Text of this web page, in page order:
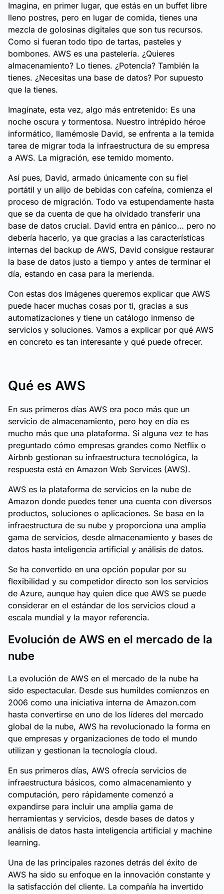
Imagina, en primer lugar, que estás en un buffet libre
lleno postres, pero en lugar de comida, tienes una
mezcla de golosinas digitales que son tus recursos.
Como si fueran todo tipo de tartas, pasteles y
bombones. AWS es una pastelería. ¿Quieres
almacenamiento? Lo tienes. ¿Potencia? También la
tienes. ¿Necesitas una base de datos? Por supuesto
que la tienes.
Imagínate, esta vez, algo más entretenido: Es una
noche oscura y tormentosa. Nuestro intrépido héroe
informático, llamémosle David, se enfrenta a la temida
tarea de migrar toda la infraestructura de su empresa
a AWS. La migración, ese temido momento.
Así pues, David, armado únicamente con su fiel
portátil y un alijo de bebidas con cafeína, comienza el
proceso de migración. Todo va estupendamente hasta
que se da cuenta de que ha olvidado transferir una
base de datos crucial. David entra en pánico… pero no
debería hacerlo, ya que gracias a las características
internas del backup de AWS, David consigue restaurar
la base de datos justo a tiempo y antes de terminar el
día, estando en casa para la merienda.
Con estas dos imágenes queremos explicar que AWS
puede hacer muchas cosas por ti, gracias a sus
automatizaciones y tiene un catálogo inmenso de
servicios y soluciones. Vamos a explicar por qué AWS
en concreto es tan interesante y qué puede ofrecer.
Qué es AWS
En sus primeros días AWS era poco más que un
servicio de almacenamiento, pero hoy en día es
mucho más que una plataforma. Si alguna vez te has
preguntado cómo empresas grandes como Netflix o
Airbnb gestionan su infraestructura tecnológica, la
respuesta está en Amazon Web Services (AWS).
AWS es la plataforma de servicios en la nube de
Amazon donde puedes tener una cuenta con diversos
productos, soluciones o aplicaciones. Se basa en la
infraestructura de su nube y proporciona una amplia
gama de servicios, desde almacenamiento y bases de
datos hasta inteligencia artificial y análisis de datos.
Se ha convertido en una opción popular por su
flexibilidad y su competidor directo son los servicios
de Azure, aunque hay quien dice que AWS se puede
considerar en el estándar de los servicios cloud a
escala mundial y la mayor referencia.
Evolución de AWS en el mercado de la
nube
La evolución de AWS en el mercado de la nube ha
sido espectacular. Desde sus humildes comienzos en
2006 como una iniciativa interna de Amazon.com
hasta convertirse en uno de los líderes del mercado
global de la nube, AWS ha revolucionado la forma en
que empresas y organizaciones de todo el mundo
utilizan y gestionan la tecnología cloud.
En sus primeros días, AWS ofrecía servicios de
infraestructura básicos, como almacenamiento y
computación, pero rápidamente comenzó a
expandirse para incluir una amplia gama de
herramientas y servicios, desde bases de datos y
análisis de datos hasta inteligencia artificial y machine
learning.
Una de las principales razones detrás del éxito de
AWS ha sido su enfoque en la innovación constante y
la satisfacción del cliente. La compañía ha invertido